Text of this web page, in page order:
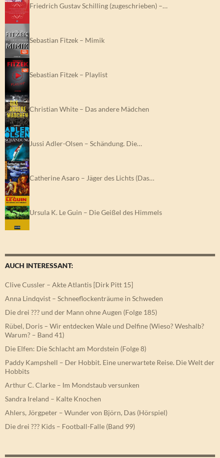
Friedrich Gustav Schilling (zugeschrieben) –…
Sebastian Fitzek – Mimik
Sebastian Fitzek – Playlist
Christian White – Das andere Mädchen
Jussi Adler-Olsen – Schändung. Die…
Catherine Asaro – Jäger des Lichts (Das…
Ursula K. Le Guin – Die Geißel des Himmels
AUCH INTERESSANT:
Clive Cussler – Akte Atlantis [Dirk Pitt 15]
Anna Lindqvist – Schneeflockenträume in Schweden
Die drei ??? und der Mann ohne Augen (Folge 185)
Rübel, Doris – Wir entdecken Wale und Delfine (Wieso? Weshalb?
Warum? – Band 41)
Die Elfen: Die Schlacht am Mordstein (Folge 8)
Paddy Kampshell – Der Hobbit. Eine unerwartete Reise. Die Welt der
Hobbits
Arthur C. Clarke – Im Mondstaub versunken
Sandra Ireland – Kalte Knochen
Ahlers, Jörgpeter – Wunder von Björn, Das (Hörspiel)
Die drei ??? Kids – Football-Falle (Band 99)